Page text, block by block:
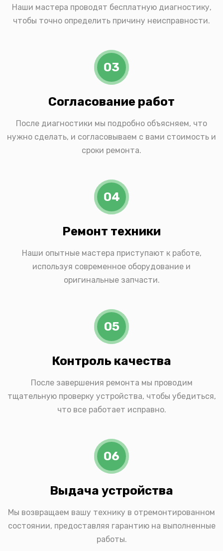
Наши мастера проводят бесплатную диагностику,
чтобы точно определить причину неисправности.
03
Согласование работ
После диагностики мы подробно объясняем, что
нужно сделать, и согласовываем с вами стоимость и
сроки ремонта.
04
Ремонт техники
Наши опытные мастера приступают к работе,
используя современное оборудование и
оригинальные запчасти.
05
Контроль качества
После завершения ремонта мы проводим
тщательную проверку устройства, чтобы убедиться,
что все работает исправно.
06
Выдача устройства
Мы возвращаем вашу технику в отремонтированном
состоянии, предоставляя гарантию на выполненные
работы.